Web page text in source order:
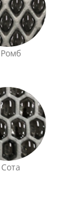
Ромб
Сота